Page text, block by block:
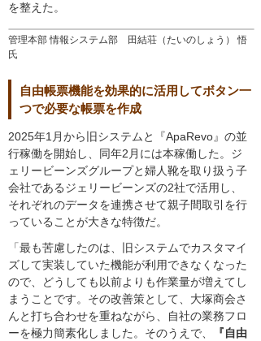
管理本部 情報システム部 田結荘（たいのしょう） 悟
氏
を整えた。
自由帳票機能を効果的に活用してボタン一
つで必要な帳票を作成
2025年1月から旧システムと『ApaRevo』の並
行稼働を開始し、同年2月には本稼働した。ジ
ェリービーンズグループと婦人靴を取り扱う子
会社であるジェリービーンズの2社で活用し、
それぞれのデータを連携させて親子間取引を行
っていることが大きな特徴だ。
「最も苦慮したのは、旧システムでカスタマイ
ズして実装していた機能が利用できなくなった
ので、どうしても以前よりも作業量が増えてし
まうことです。その改善策として、大塚商会さ
んと打ち合わせを重ねながら、自社の業務フロ
ーを極力簡素化しました。そのうえで、
『自由